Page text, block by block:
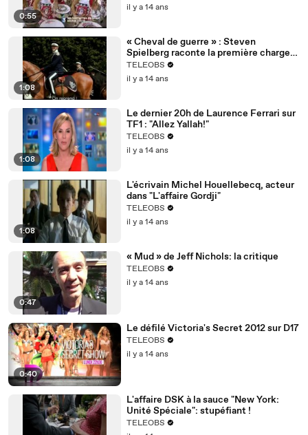
0:55
il y a 14 ans
1:08
« Cheval de guerre » : Steven
Spielberg raconte la première charge
de Joey
TELEOBS
il y a 14 ans
1:08
Le dernier 20h de Laurence Ferrari sur
TF1 : "Allez Yallah!"
TELEOBS
il y a 14 ans
1:08
L'écrivain Michel Houellebecq, acteur
dans "L'affaire Gordji"
TELEOBS
il y a 14 ans
0:47
« Mud » de Jeff Nichols: la critique
TELEOBS
il y a 14 ans
0:40
Le défilé Victoria's Secret 2012 sur D17
TELEOBS
il y a 14 ans
L'affaire DSK à la sauce "New York:
Unité Spéciale": stupéfiant !
TELEOBS